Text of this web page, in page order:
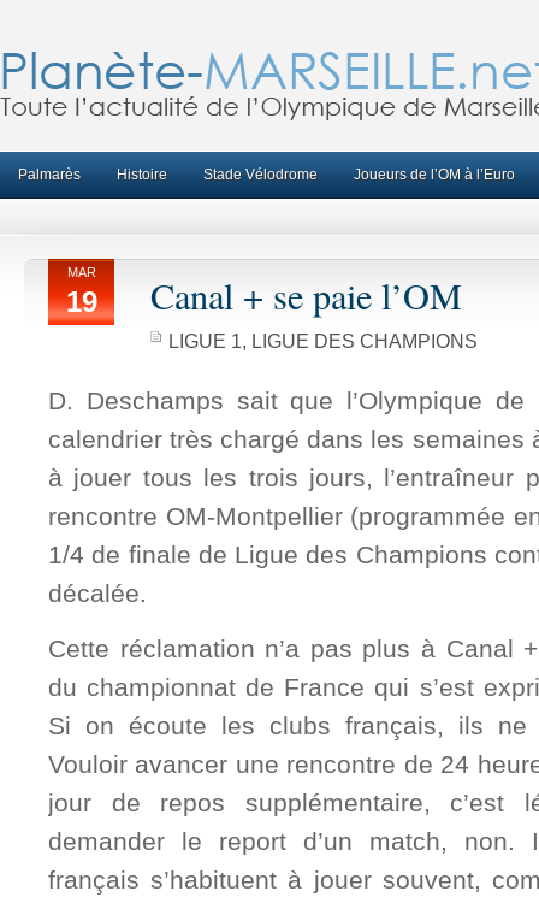
Palmarès Histoire Stade Vélodrome Joueurs de l’OM à l’Euro
MAR
19 Canal + se paie l’OM
LIGUE 1, LIGUE DES CHAMPIONS
D. Deschamps sait que l’Olympique
calendrier très chargé dans les semaines
à jouer tous les trois jours, l’entraîneur
rencontre OM-Montpellier (programmée
1/4 de finale de Ligue des Champions
décalée.
Cette réclamation n’a pas plus à Canal
du championnat de France qui s’est
Si on écoute les clubs français, ils ne
Vouloir avancer une rencontre de 24
jour de repos supplémentaire, c’est
demander le report d’un match,
français s’habituent à jouer souvent,